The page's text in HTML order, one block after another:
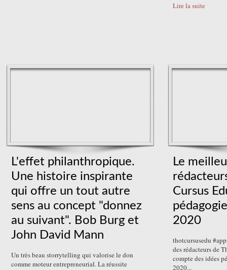
Lire la suite
L'effet philanthropique.
Une histoire inspirante
qui offre un tout autre
sens au concept "donnez
au suivant". Bob Burg et
John David Mann
Un très beau storrytelling qui valorise le don
comme moteur entrepreneurial. La réussite
Le
Cursus
2020
thotcursusedu
des rédacteurs de
compte des idées
2020...